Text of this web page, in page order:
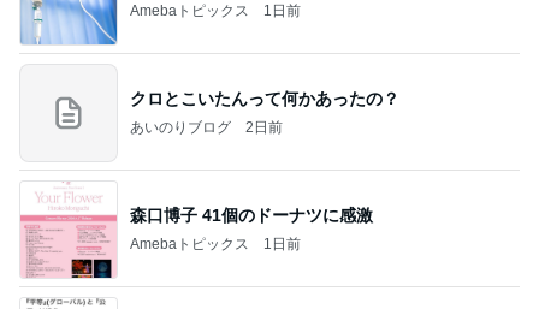
Amebaトピックス 1日前
クロとこいたんって何かあったの？
あいのりブログ 2日前
森口博子 41個のドーナツに感激
Amebaトピックス 1日前